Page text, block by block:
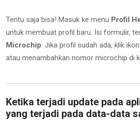
Tentu saja bisa! Masuk ke menu Profil
untuk membuat profil baru. Isi formulir,
Microchip. Jika profil sudah ada, klik
atau menambahkan nomor microchip di
Ketika terjadi update pada
yang terjadi pada data-data